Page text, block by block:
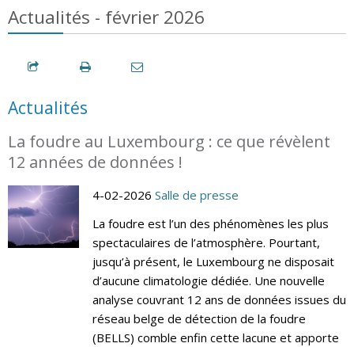
Actualités - février 2026
Actualités
La foudre au Luxembourg : ce que révèlent
12 années de données !
4-02-2026 Salle de presse
La foudre est l’un des phénomènes les plus
spectaculaires de l’atmosphère. Pourtant,
jusqu’à présent, le Luxembourg ne disposait
d’aucune climatologie dédiée. Une nouvelle
analyse couvrant 12 ans de données issues du
réseau belge de détection de la foudre
(BELLS) comble enfin cette lacune et apporte